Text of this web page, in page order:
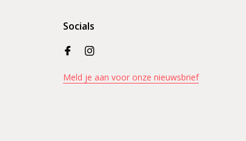
Socials
Meld je aan voor onze nieuwsbrief